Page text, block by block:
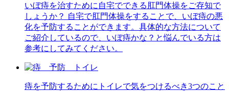
いぼ痔を治すために自宅でできる肛門体操をご存知で
しょうか？ 自宅で肛門体操をすることで、いぼ痔の悪
化を予防することができます。具体的な方法について
ご紹介しているので、いぼ痔かな？と悩んでいる方は
参考にしてみてください。
痔を予防するためにトイレで気をつけるべき3つのこと